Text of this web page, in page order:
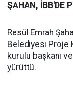
ŞAHAN, İBB'DE
Resül Emrah
Belediyesi Proje
kurulu başkanı
yürüttü.